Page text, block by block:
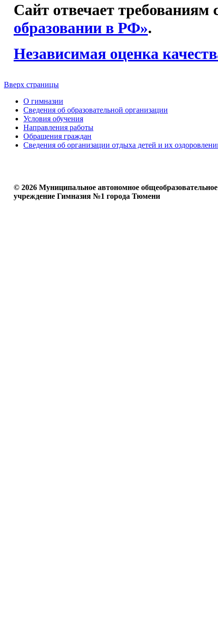
Сайт отвечает требованиям
образовании в РФ».
Независимая оценка
Вверх страницы
О гимназии
Сведения об образовательной организации
Условия обучения
Направления работы
Обращения граждан
Сведения об организации отдыха детей и их
© 2026 Муниципальное автономное общеобразовательное
учреждение Гимназия №1 города Тюмени